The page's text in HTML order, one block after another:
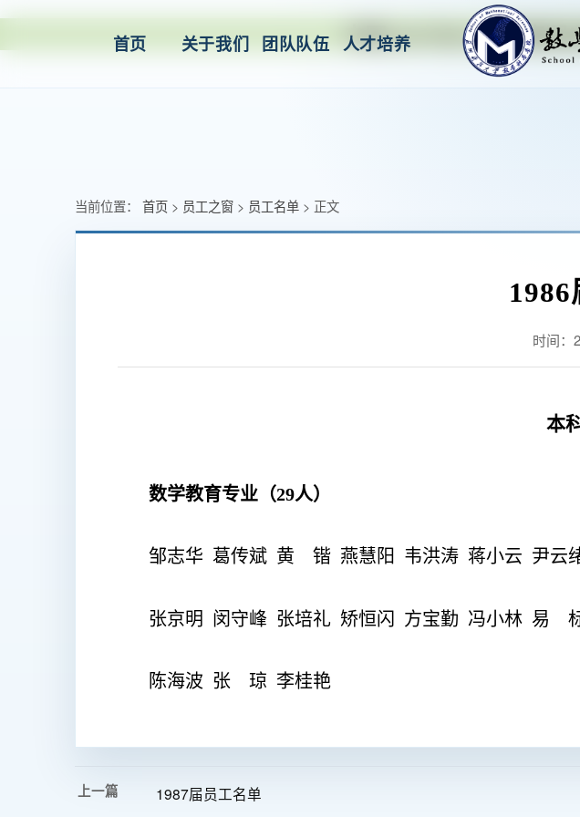
中国·ok138cn太阳集
首页 关于我们 团队队伍 人才培养
当前位置： 首页 > 员工之窗 > 员工名单 > 正文
时间：
本
数学教育专业（29人）
邹志华 葛传斌 黄 锴 燕慧阳 韦洪涛 蒋小云 尹云
张京明 闵守峰 张培礼 矫恒闪 方宝勤 冯小林 易
陈海波 张 琼 李桂艳
上一篇 1987届员工名单